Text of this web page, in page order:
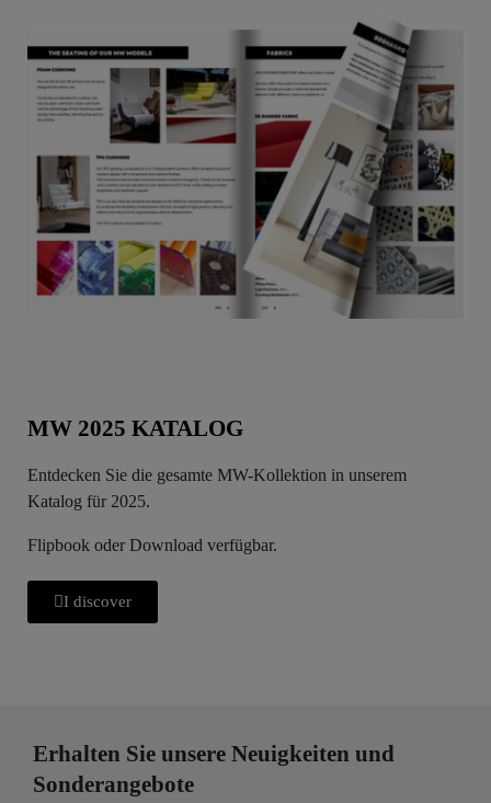
MW 2025 KATALOG
Entdecken Sie die gesamte MW-Kollektion in unserem
Katalog für 2025.
Flipbook oder Download verfügbar.
I discover
Erhalten Sie unsere Neuigkeiten und
Sonderangebote